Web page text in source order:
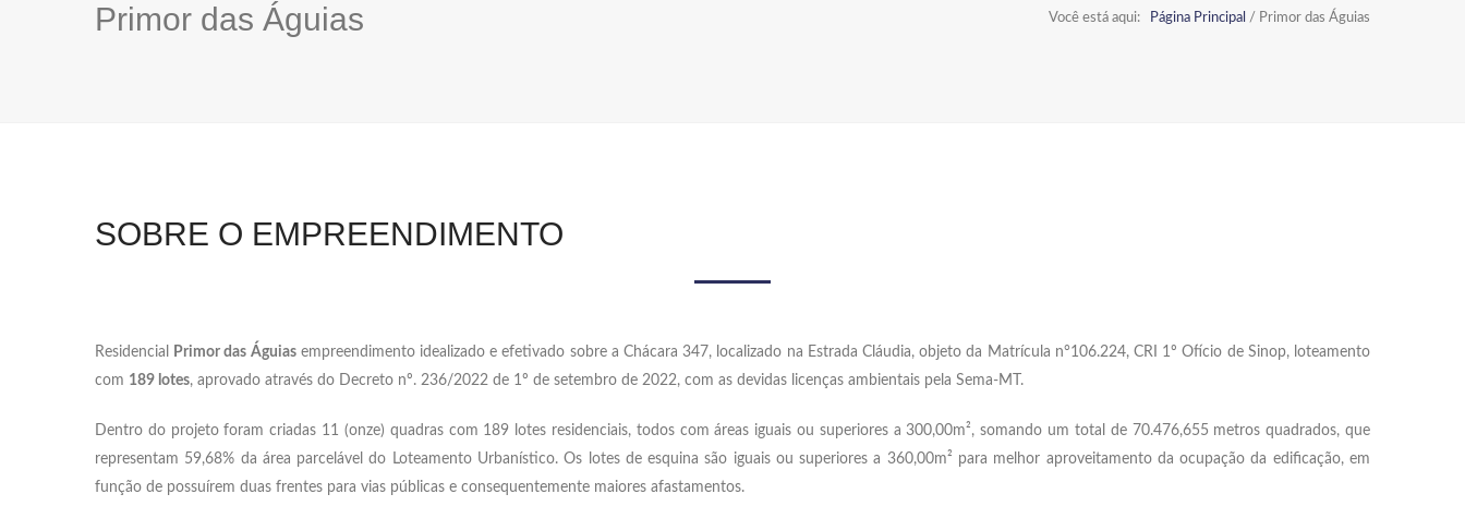
Primor das Águias Você está aqui: Página Principal / Primor das Águias
SOBRE O EMPREENDIMENTO
Residencial Primor das Águiasempreendimento idealizado e efetivado sobre a Chácara 347, localizado na Estrada Cláudia, objeto da Matrícula n°106.224, CRI 1º Ofício de Sinop, loteamento
com 189 lotes, aprovado através do Decreto nº. 236/2022 de 1º de setembro de 2022, com as devidas licenças ambientais pela Sema-MT.
Dentro do projeto foram criadas 11 (onze) quadras com 189 lotes residenciais, todos com áreas iguais ou superiores a 300,00m², somando um total de 70.476,655 metros quadrados, que
representam 59,68% da área parcelável do Loteamento Urbanístico. Os lotes de esquina são iguais ou superiores a 360,00m² para melhor aproveitamento da ocupação da edificação, em
função de possuírem duas frentes para vias públicas e consequentemente maiores afastamentos.